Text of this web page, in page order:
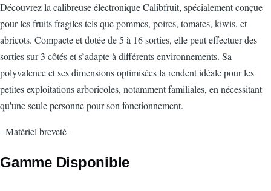
Découvrez la calibreuse électronique Calibfruit, spécialement conçue
pour les fruits fragiles tels que pommes, poires, tomates, kiwis, et
abricots. Compacte et dotée de 5 à 16 sorties, elle peut effectuer des
sorties sur 3 côtés et s’adapte à différents environnements. Sa
polyvalence et ses dimensions optimisées la rendent idéale pour les
petites exploitations arboricoles, notamment familiales, en nécessitant
qu'une seule personne pour son fonctionnement.
- Matériel breveté -
Gamme Disponible